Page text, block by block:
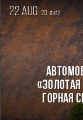
22 aug. 20 дней
«Золотая
Горная